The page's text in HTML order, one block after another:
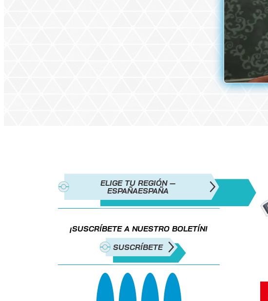
ELIGE TU REGIÓN —
ESPAÑAESPAÑA
¡SUSCRÍBETE A NUESTRO BOLETÍN!
SUSCRÍBETE